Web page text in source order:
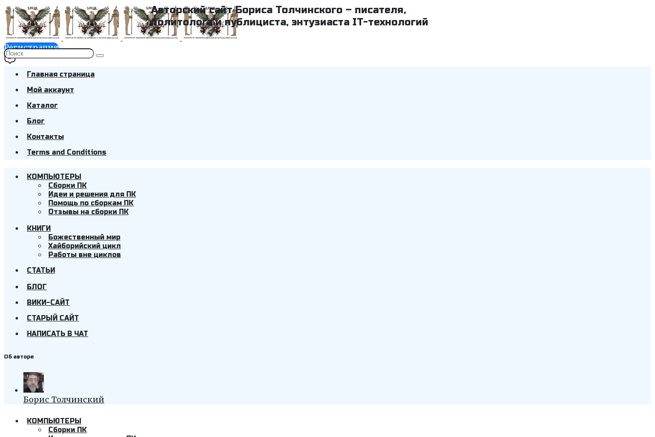
Авторский сайт Бориса Толчинского – писателя,
политолога и публициста, энтузиаста IT-технологий
Регистрация
Главная страница
Мой аккаунт
Каталог
Блог
Контакты
Terms and Conditions
КОМПЬЮТЕРЫ
Cборки ПК
Идеи и решения для ПК
Помощь по сборкам ПК
Отзывы на сборки ПК
КНИГИ
Божественный мир
Хайборийский цикл
Работы вне циклов
СТАТЬИ
БЛОГ
ВИКИ-САЙТ
СТАРЫЙ САЙТ
НАПИСАТЬ В ЧАТ
Об авторе
Борис Толчинский
КОМПЬЮТЕРЫ
Cборки ПК